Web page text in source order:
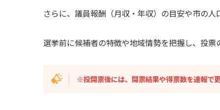
さらに、議員報酬（月収・年収）の目安や市の人
選挙前に候補者の特徴や地域情勢を把握し、投票
※投開票後には、開票結果や得票数を速報で更